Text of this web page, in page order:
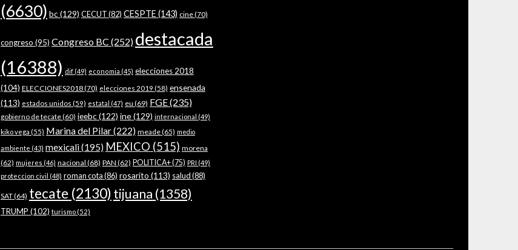
(6630) bc(129) CECUT(82) CESPTE (143) cine(70)
congreso (95) Congreso BC (252) destacada
(16388) dif(49) economia (45) elecciones 2018
(104) ELECCIONES2018(70) elecciones 2019 (58) ensenada
(113) estados unidos (59) estatal (47) eu (69) FGE(235)
gobierno de tecate(60) ieebc(122) ine(129) internacional (49)
kiko vega (55) Marina del Pilar(222) meade(65) medio
ambiente (43) mexicali(195) MEXICO (515) morena
(62) mujeres (46) nacional (68) PAN (62) POLITICA+(75) PRI (49)
proteccion civil (48) roman cota(86) rosarito (113) salud(88)
SAT(64) tecate (2130) tijuana (1358)
TRUMP (102) turismo(52)